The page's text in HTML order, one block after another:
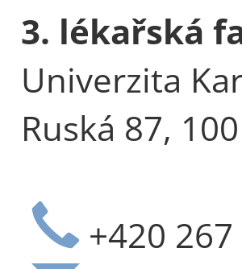
3. lékařská
Univerzita
Ruská 87,
+420